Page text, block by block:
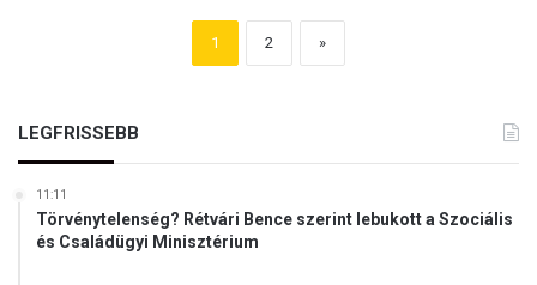
1 2 »
LEGFRISSEBB
11:11
Törvénytelenség? Rétvári Bence szerint lebukott a Szociális
és Családügyi Minisztérium